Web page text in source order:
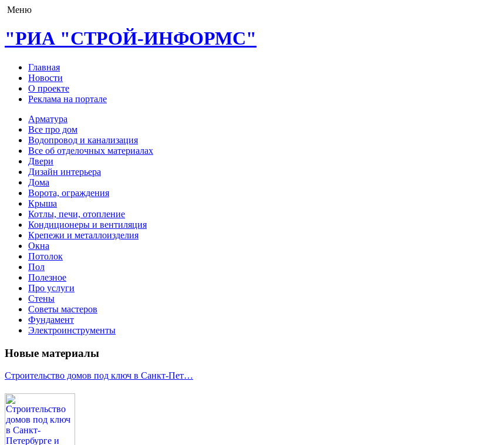
Меню
"РИА "СТРОЙ-ИНФОРМС"
Главная
Новости
О проекте
Реклама на портале
Арматура
Все про дом
Водопровод и канализация
Все об отделочных материалах
Двери
Дизайн интерьера
Дома
Ворота, ограждения
Крыша
Котлы, печи, отопление
Кондиционеры и вентиляция
Крепежи и металлоизделия
Окна
Потолок
Пол
Полезное
Про услуги
Стены
Советы мастеров
Фундамент
Электроинструменты
Новые материалы
Строительство домов под ключ в Санкт-Пет…